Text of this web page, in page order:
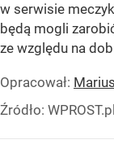
w serwisie
będą mogli
ze względu na
Opracował:
Źródło: WPROST.pl